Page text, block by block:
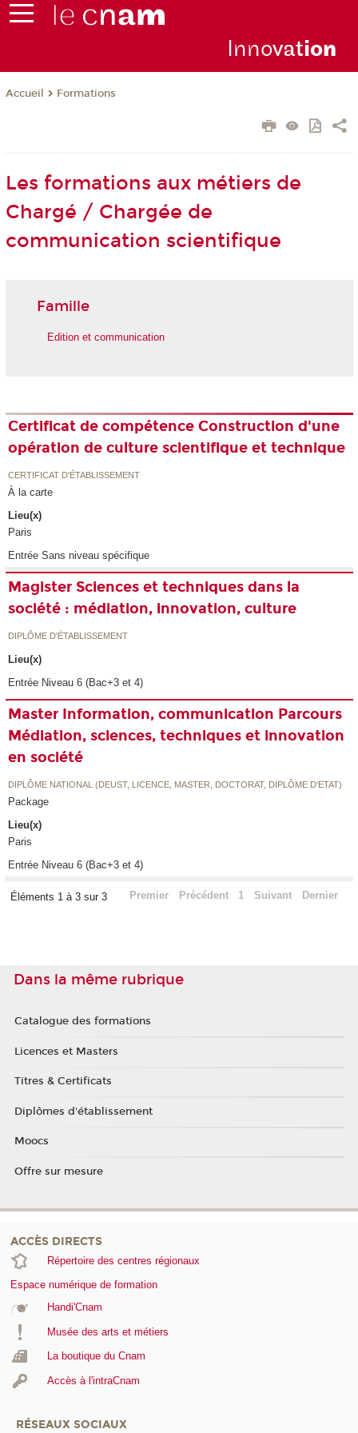
Innovation
Accueil Formations
Les formations aux métiers de
Chargé / Chargée de
communication scientifique
Famille
Edition et communication
Certificat de compétence Construction d'une
opération de culture scientifique et technique
CERTIFICAT D'ÉTABLISSEMENT
À la carte
Lieu(x)
Paris
Entrée Sans niveau spécifique
Magister Sciences et techniques dans la
société : médiation, innovation, culture
DIPLÔME D'ÉTABLISSEMENT
Lieu(x)
Entrée Niveau 6 (Bac+3 et 4)
Master Information, communication Parcours
Médiation, sciences, techniques et innovation
en société
DIPLÔME NATIONAL (DEUST, LICENCE, MASTER, DOCTORAT, DIPLÔME D'ETAT)
Package
Lieu(x)
Paris
Entrée Niveau 6 (Bac+3 et 4)
Éléments 1 à 3 sur 3 Premier Précédent 1 Suivant Dernier
Dans la même rubrique
Catalogue des formations
Licences et Masters
Titres & Certificats
Diplômes d'établissement
Moocs
Offre sur mesure
ACCÈS DIRECTS
Répertoire des centres régionaux
Espace numérique de formation
Handi'Cnam
Musée des arts et métiers
La boutique du Cnam
Accès à l'intraCnam
RÉSEAUX SOCIAUX